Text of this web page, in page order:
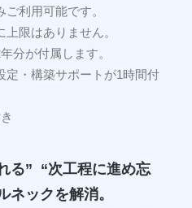
利用可能です。
限はありません。
分が付属します。
・構築サポートが1時間付
る” “次工程に進め忘
ックを解消。